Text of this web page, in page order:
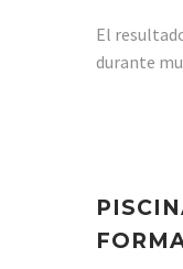
El
durante